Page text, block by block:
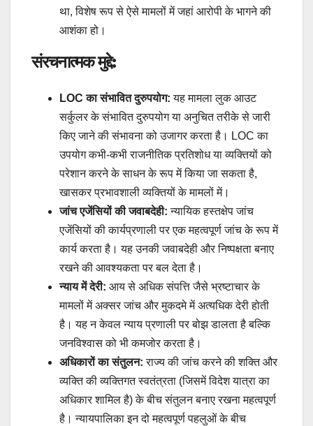
था, विशेष रूप से ऐसे मामलों में जहां आरोपी के भागने की
आशंका हो।
संरचनात्मक मुद्दे:
LOC का संभावित दुरुपयोग: यह मामला लुक आउट
सर्कुलर के संभावित दुरुपयोग या अनुचित तरीके से जारी
किए जाने की संभावना को उजागर करता है। LOC का
उपयोग कभी-कभी राजनीतिक प्रतिशोध या व्यक्तियों को
परेशान करने के साधन के रूप में किया जा सकता है,
खासकर प्रभावशाली व्यक्तियों के मामलों में।
जांच एजेंसियों की जवाबदेही: न्यायिक हस्तक्षेप जांच
एजेंसियों की कार्यप्रणाली पर एक महत्वपूर्ण जांच के रूप में
कार्य करता है। यह उनकी जवाबदेही और निष्पक्षता बनाए
रखने की आवश्यकता पर बल देता है।
न्याय में देरी: आय से अधिक संपत्ति जैसे भ्रष्टाचार के
मामलों में अक्सर जांच और मुकदमे में अत्यधिक देरी होती
है। यह न केवल न्याय प्रणाली पर बोझ डालता है बल्कि
जनविश्वास को भी कमजोर करता है।
अधिकारों का संतुलन: राज्य की जांच करने की शक्ति और
व्यक्ति की व्यक्तिगत स्वतंत्रता (जिसमें विदेश यात्रा का
अधिकार शामिल है) के बीच संतुलन बनाए रखना महत्वपूर्ण
है। न्यायपालिका इन दो महत्वपूर्ण पहलुओं के बीच